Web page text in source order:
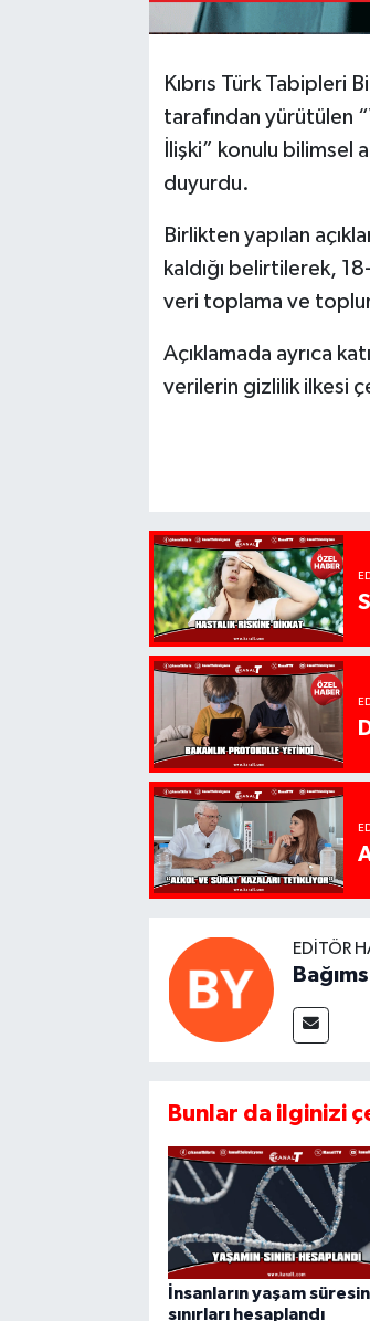
Kıbrıs Türk Tabipleri
tarafından yürütülen
İlişki” konulu bilimsel
duyurdu.
Birlikten yapılan
kaldığı belirtilerek,
veri toplama ve
Açıklamada ayrıca
verilerin gizlilik ilkesi
EDITÖR
Bunlar da ilginizi
İnsanların yaşam
sınırları hesaplandı